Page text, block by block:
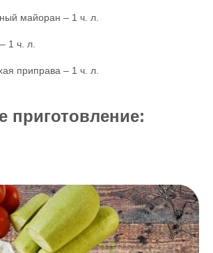
майоран – 1 ч. л.
1 ч. л.
приправа – 1 ч. л.
приготовление: